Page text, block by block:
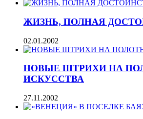
ЖИЗНЬ, ПОЛНАЯ
02.01.2002
НОВЫЕ ШТРИХИ НА
ИСКУССТВА
27.11.2002